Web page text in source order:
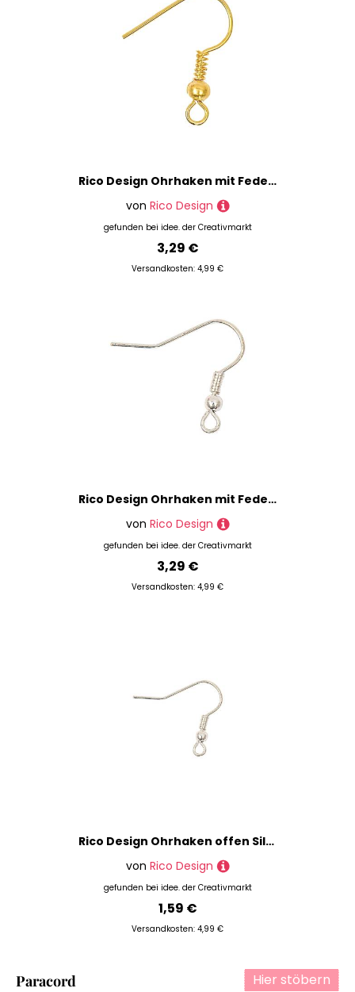
Rico Design Ohrhaken mit Feder gold 10 Stück
von Rico Design
gefunden bei idee. der Creativmarkt
3,29 €
Versandkosten: 4,99 €
Rico Design Ohrhaken mit Feder silber 10 Stück
von Rico Design
gefunden bei idee. der Creativmarkt
3,29 €
Versandkosten: 4,99 €
Rico Design Ohrhaken offen Silber 17mm
von Rico Design
gefunden bei idee. der Creativmarkt
1,59 €
Versandkosten: 4,99 €
Hier stöbern
Paracord